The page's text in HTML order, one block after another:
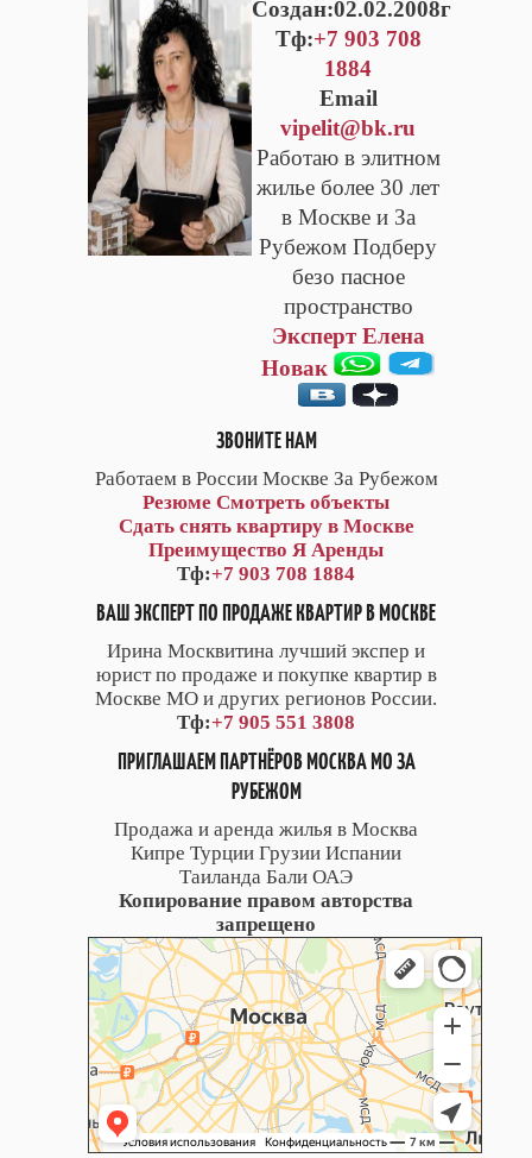
Cоздан:02.02.2008г
Тф:+7 903 708
1884
Email
vipelit@bk.ru
Работаю в элитном
жилье более 30 лет
в Москве и За
Рубежом Подберу
безо пасное
пространство
Эксперт Елена
Новак
ЗВОНИТЕ НАМ
Работаем в России Москве За Рубежом
Резюме Смотреть объекты
Сдать снять квартиру в Москве
Преимущество Я Аренды
Тф:+7 903 708 1884
ВАШ ЭКСПЕРТ ПО ПРОДАЖЕ КВАРТИР В МОСКВЕ
Ирина Москвитина лучший экспер и
юрист по продаже и покупке квартир в
Москве МО и других регионов России.
Тф:+7 905 551 3808
ПРИГЛАШАЕМ ПАРТНЁРОВ МОСКВА МО ЗА
РУБЕЖОМ
Продажа и аренда жилья в Москва
Кипре Турции Грузии Испании
Таиланда Бали ОАЭ
Копирование правом авторства
запрещено